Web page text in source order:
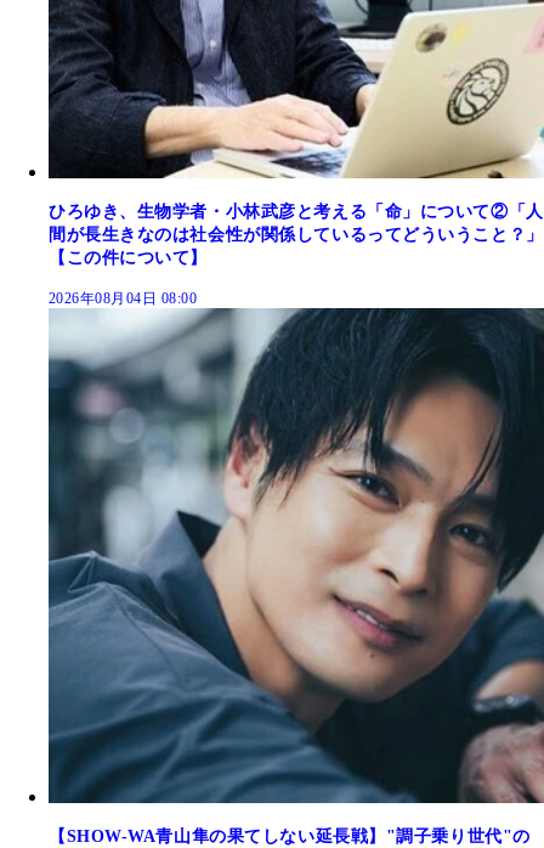
ひろゆき、生物学者・小林武彦と考える「命」について②「人
間が長生きなのは社会性が関係しているってどういうこと？」
【この件について】
2026年08月04日 08:00
【SHOW-WA青山隼の果てしない延長戦】"調子乗り世代"の